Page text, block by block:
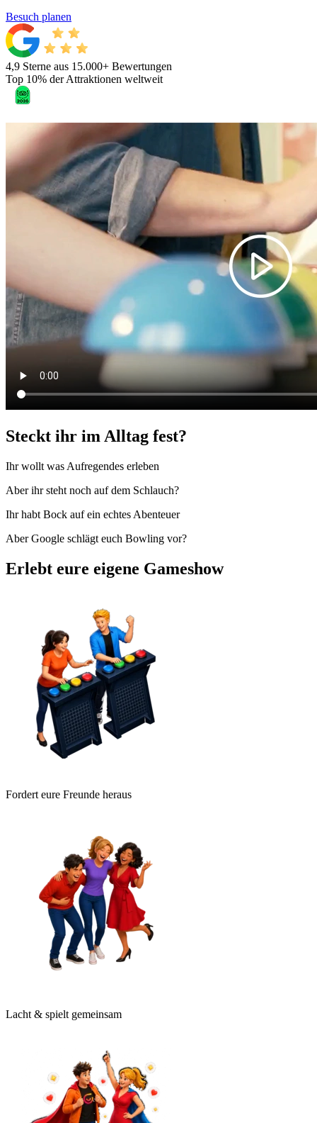
Besuch planen
4,9 Sterne aus 15.000+ Bewertungen
Top 10% der Attraktionen weltweit
Steckt ihr im Alltag fest?
Ihr wollt was Aufregendes erleben
Aber ihr steht noch auf dem Schlauch?
Ihr habt Bock auf ein echtes Abenteuer
Aber Google schlägt euch Bowling vor?
Erlebt eure eigene Gameshow
Fordert eure Freunde heraus
Lacht & spielt gemeinsam